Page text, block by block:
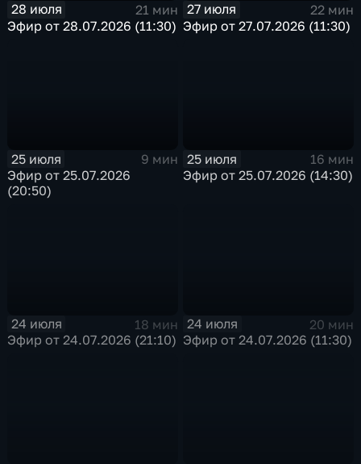
28 июля
21 мин
Эфир от 28.07.2026 (11:30)
27 июля
22 мин
Эфир от 27.07.2026 (11:30)
25 июля
9 мин
Эфир от 25.07.2026
(20:50)
25 июля
16 мин
Эфир от 25.07.2026 (14:30)
24 июля
18 мин
Эфир от 24.07.2026 (21:10)
24 июля
20 мин
Эфир от 24.07.2026 (11:30)